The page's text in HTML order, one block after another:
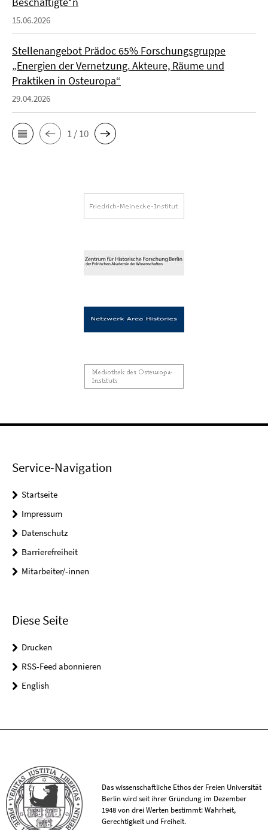
15.06.2026
Stellenangebot Prädoc 65% Forschungsgruppe
„Energien der Vernetzung. Akteure, Räume und
Praktiken in Osteuropa“
29.04.2026
1 / 10
Service-Navigation
Startseite
Impressum
Datenschutz
Barrierefreiheit
Mitarbeiter/-innen
Diese Seite
Drucken
RSS-Feed abonnieren
English
Das wissenschaftliche Ethos der Freien Universität
Berlin wird seit ihrer Gründung im Dezember
1948 von drei Werten bestimmt: Wahrheit,
Gerechtigkeit und Freiheit.